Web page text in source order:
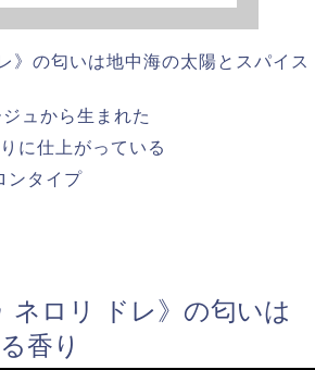
》の匂いは地中海の太陽とスパイス
ュから生まれた
に仕上がっている
ンタイプ
ネロリ ドレ》の匂いは
香り